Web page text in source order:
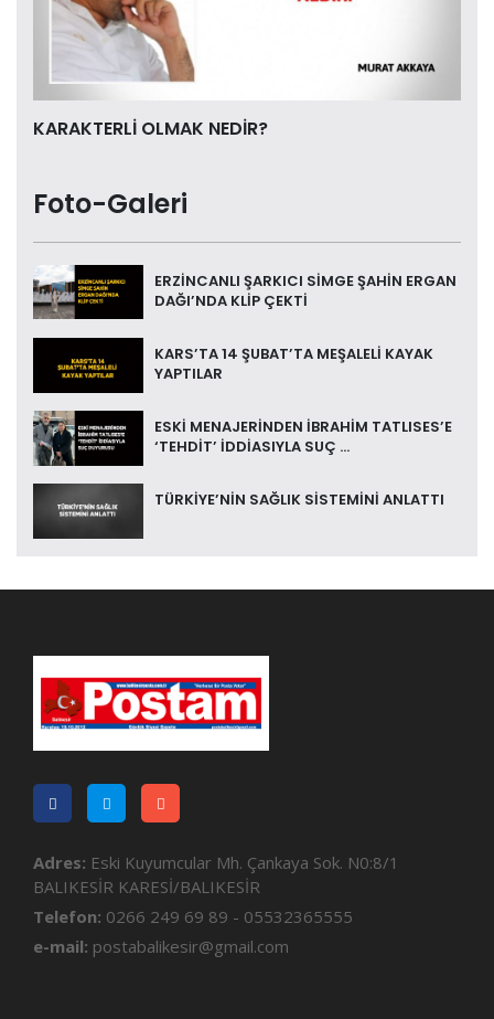
KARAKTERLİ OLMAK NEDİR?
Foto-Galeri
ERZİNCANLI ŞARKICI SİMGE ŞAHİN ERGAN
DAĞI’NDA KLİP ÇEKTİ
KARS’TA 14 ŞUBAT’TA MEŞALELİ KAYAK
YAPTILAR
ESKİ MENAJERİNDEN İBRAHİM TATLISES’E
‘TEHDİT’ İDDİASIYLA SUÇ ...
TÜRKİYE’NİN SAĞLIK SİSTEMİNİ ANLATTI
Adres: Eski Kuyumcular Mh. Çankaya Sok. N0:8/1
BALIKESİR KARESİ/BALIKESİR
Telefon: 0266 249 69 89 - 05532365555
e-mail: postabalikesir@gmail.com